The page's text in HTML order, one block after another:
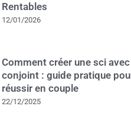
Rentables
12/01/2026
Comment créer une sci
conjoint : guide pratique
réussir en couple
22/12/2025